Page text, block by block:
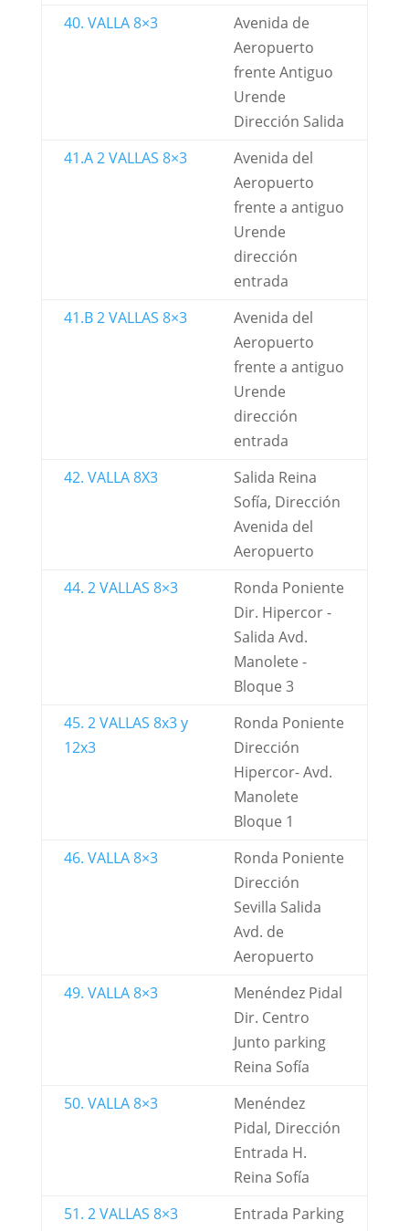
40. VALLA 8×3
Avenida de
Aeropuerto
frente Antiguo
Urende
Dirección Salida
41.A 2 VALLAS 8×3
Avenida del
Aeropuerto
frente a antiguo
Urende
dirección
entrada
41.B 2 VALLAS 8×3
Avenida del
Aeropuerto
frente a antiguo
Urende
dirección
entrada
42. VALLA 8X3
Salida Reina
Sofía, Dirección
Avenida del
Aeropuerto
44. 2 VALLAS 8×3
Ronda Poniente
Dir. Hipercor -
Salida Avd.
Manolete -
Bloque 3
45. 2 VALLAS 8x3 y
12x3
Ronda Poniente
Dirección
Hipercor- Avd.
Manolete
Bloque 1
46. VALLA 8×3
Ronda Poniente
Dirección
Sevilla Salida
Avd. de
Aeropuerto
49. VALLA 8×3
Menéndez Pidal
Dir. Centro
Junto parking
Reina Sofía
50. VALLA 8×3
Menéndez
Pidal, Dirección
Entrada H.
Reina Sofía
51. 2 VALLAS 8×3
Entrada Parking